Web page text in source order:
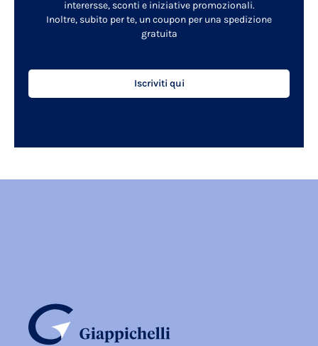
interersse, sconti e iniziative promozionali.
Inoltre, subito per te, un coupon per una spedizione
gratuita
Iscriviti qui